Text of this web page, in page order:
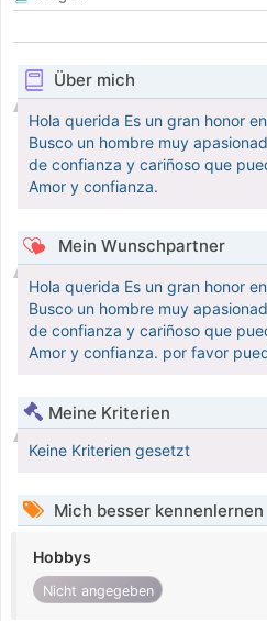
Über mich
Hola querida Es un gran honor
Busco un hombre muy
de confianza y cariñoso que
Amor y confianza.
Mein Wunschpartner
Hola querida Es un gran honor
Busco un hombre muy
de confianza y cariñoso que
Amor y confianza. por favor
Meine Kriterien
Keine Kriterien gesetzt
Mich besser kennenlernen
Hobbys
Nicht angegeben